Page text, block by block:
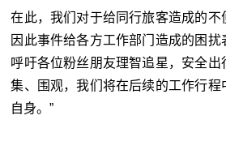
在此，我们对于给同行旅客造成的
因此事件给各方工作部门造成的困
呼吁各位粉丝朋友理智追星，安全出
集、围观，我们将在后续的工作行
自身。”